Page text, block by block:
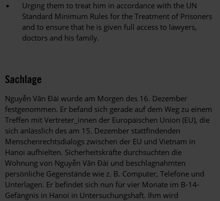
Urging them to treat him in accordance with the UN
Standard Minimum Rules for the Treatment of Prisoners
and to ensure that he is given full access to lawyers,
doctors and his family.
Sachlage
Nguyễn Văn Đài wurde am Morgen des 16. Dezember
festgenommen. Er befand sich gerade auf dem Weg zu einem
Treffen mit Vertreter_innen der Europäischen Union (EU), die
sich anlässlich des am 15. Dezember stattfindenden
Menschenrechtsdialogs zwischen der EU und Vietnam in
Hanoi aufhielten. Sicherheitskräfte durchsuchten die
Wohnung von Nguyễn Văn Đài und beschlagnahmten
persönliche Gegenstände wie z. B. Computer, Telefone und
Unterlagen. Er befindet sich nun für vier Monate im B-14-
Gefängnis in Hanoi in Untersuchungshaft. Ihm wird